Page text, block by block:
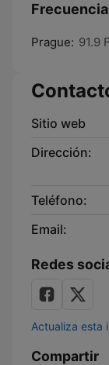
Prague: 91.9
Sitio web
Dirección:
Teléfono:
Email:
Redes
Actualiza esta
Compartir